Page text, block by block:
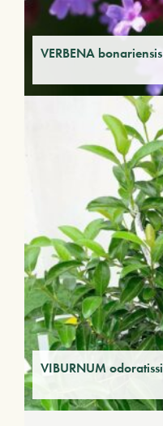
VERBENA bonariensis
VIBURNUM